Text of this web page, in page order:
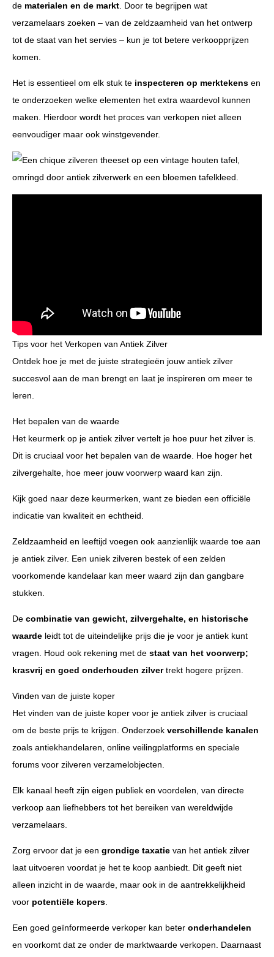
de materialen en de markt. Door te begrijpen wat
verzamelaars zoeken – van de zeldzaamheid van het ontwerp
tot de staat van het servies – kun je tot betere verkoopprijzen
komen.
Het is essentieel om elk stuk te inspecteren op merktekens en
te onderzoeken welke elementen het extra waardevol kunnen
maken. Hierdoor wordt het proces van verkopen niet alleen
eenvoudiger maar ook winstgevender.
Tips voor het Verkopen van Antiek Zilver
Ontdek hoe je met de juiste strategieën jouw antiek zilver
succesvol aan de man brengt en laat je inspireren om meer te
leren.
Het bepalen van de waarde
Het keurmerk op je antiek zilver vertelt je hoe puur het zilver is.
Dit is cruciaal voor het bepalen van de waarde. Hoe hoger het
zilvergehalte, hoe meer jouw voorwerp waard kan zijn.
Kijk goed naar deze keurmerken, want ze bieden een officiële
indicatie van kwaliteit en echtheid.
Zeldzaamheid en leeftijd voegen ook aanzienlijk waarde toe aan
je antiek zilver. Een uniek zilveren bestek of een zelden
voorkomende kandelaar kan meer waard zijn dan gangbare
stukken.
De combinatie van gewicht, zilvergehalte, en historische
waarde leidt tot de uiteindelijke prijs die je voor je antiek kunt
vragen. Houd ook rekening met de staat van het voorwerp;
krasvrij en goed onderhouden zilvertrekt hogere prijzen.
Vinden van de juiste koper
Het vinden van de juiste koper voor je antiek zilver is cruciaal
om de beste prijs te krijgen. Onderzoek verschillende kanalen
zoals antiekhandelaren, online veilingplatforms en speciale
forums voor zilveren verzamelobjecten.
Elk kanaal heeft zijn eigen publiek en voordelen, van directe
verkoop aan liefhebbers tot het bereiken van wereldwijde
verzamelaars.
Zorg ervoor dat je een grondige taxatie van het antiek zilver
laat uitvoeren voordat je het te koop aanbiedt. Dit geeft niet
alleen inzicht in de waarde, maar ook in de aantrekkelijkheid
voor potentiële kopers
Een goed geïnformeerde verkoper kan beter onderhandelen
en voorkomt dat ze onder de marktwaarde verkopen. Daarnaast